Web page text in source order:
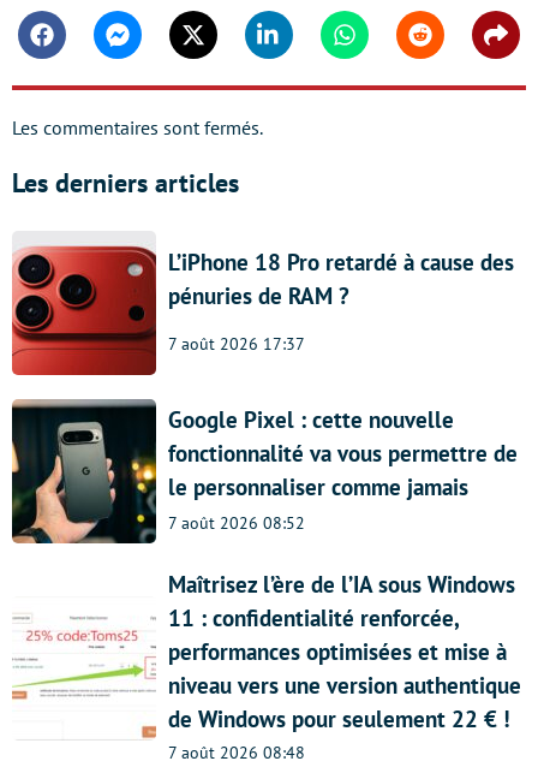
FacebookMessengerTwitter Linkedin WhatsappReddit
Les commentaires sont fermés.
Les derniers articles
L’iPhone 18 Pro retardé à cause des
pénuries de RAM ?
7 août 2026 17:37
Google Pixel : cette nouvelle
fonctionnalité va vous permettre de
le personnaliser comme jamais
7 août 2026 08:52
Maîtrisez l’ère de l’IA sous Windows
11 : confidentialité renforcée,
performances optimisées et mise à
niveau vers une version authentique
de Windows pour seulement 22 € !
7 août 2026 08:48